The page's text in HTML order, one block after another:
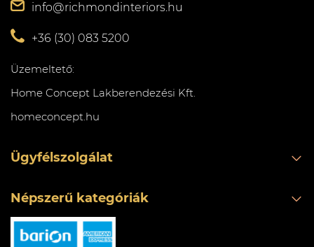
info@richmondinteriors.hu
+36 (30) 083 5200
Üzemeltető:
Home Concept Lakberendezési Kft.
homeconcept.hu
Ügyfélszolgálat
Népszerű kategóriák